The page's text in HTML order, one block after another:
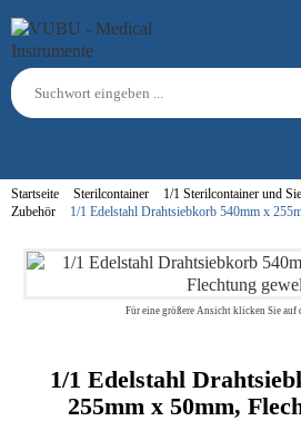
Startseite Sterilcontainer 1/1 Sterilcontainer und
Zubehör
1/1 Edelstahl Drahtsiebkorb 540mm x
Für eine größere Ansicht klicken Sie auf
1/1 Edelstahl
255mm x 50mm,